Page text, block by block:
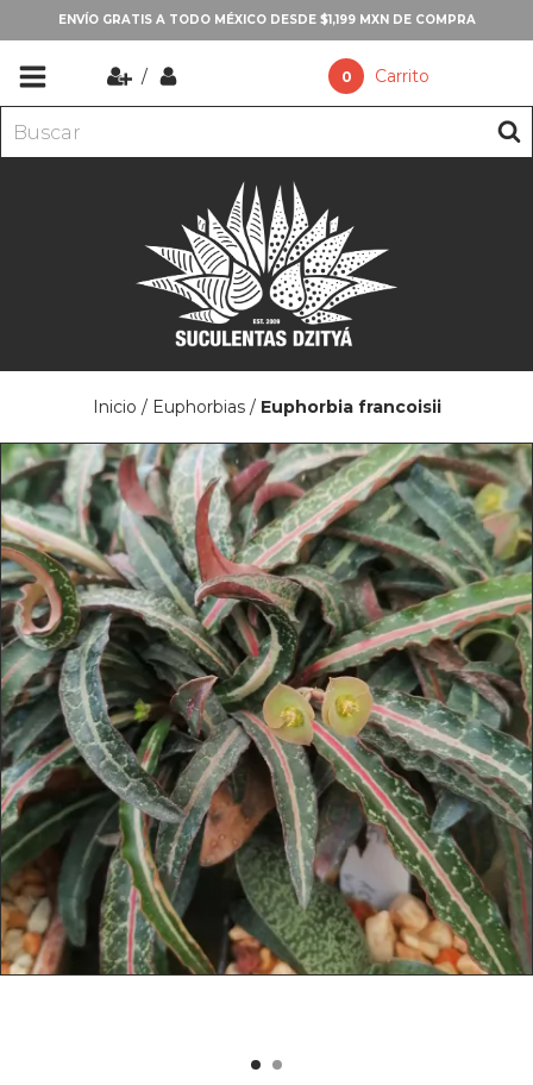
ENVÍO GRATIS A TODO MÉXICO DESDE $1,199 MXN DE COMPRA
/ 0 Carrito
Inicio / Euphorbias / Euphorbia francoisii